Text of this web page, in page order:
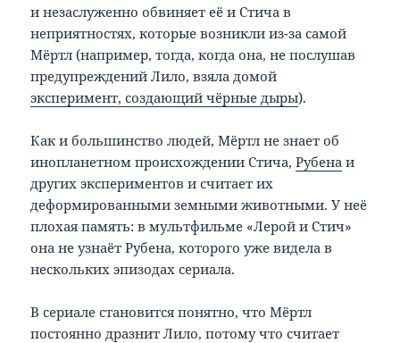
и незаслуженно обвиняет её и Стича в
неприятностях, которые возникли из-за самой
Мёртл (например, тогда, когда она, не послушав
предупреждений Лило, взяла домой
эксперимент, создающий чёрные дыры).
Как и большинство людей, Мёртл не знает об
инопланетном происхождении Стича,Рубена и
других экспериментов и считает их
деформированными земными животными. У неё
плохая память: в мультфильме «Лерой и Стич»
она не узнаёт Рубена, которого уже видела в
нескольких эпизодах сериала.
В сериале становится понятно, что Мёртл
постоянно дразнит Лило, потому что считает